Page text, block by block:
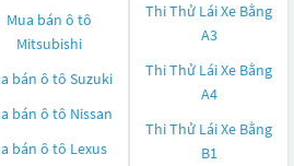
Mua bán ô tô
Mitsubishi
bán ô tô Suzuki
bán ô tô Nissan
bán ô tô Lexus
Thi Thử Lái Xe Bằng
A3
Thi Thử Lái Xe Bằng
A4
Thi Thử Lái Xe Bằng
B1